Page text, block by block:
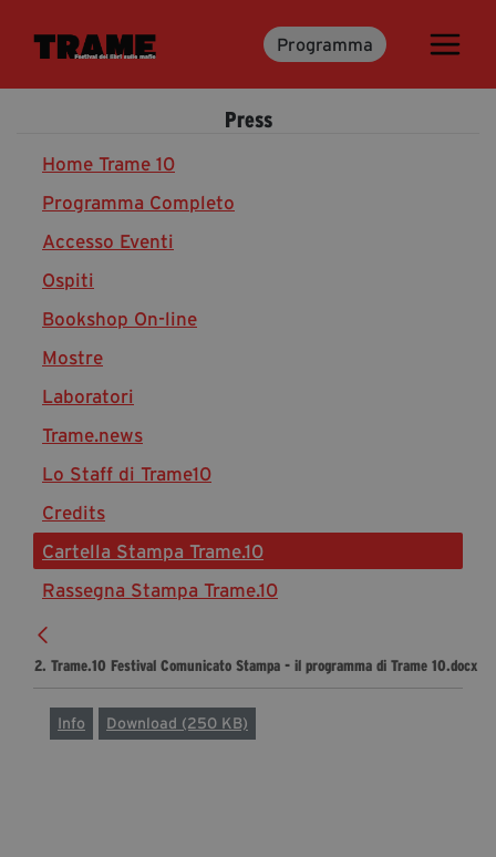
Programma
Trame.15
Libri | Trame.15
Media & Press
News & Kit
Accrediti Stampa | Trame.15
Cartella Stampa
Rassegna Stampa
Partecipa
Diventa Partner
Sostienici
Fondazione Trame
La fondazione 2025
Civico Trame
Press
2. Trame.10 Festival Comunicato Stampa - il programma di Trame 10.docx
Info Download (250 KB)
Home Trame 10
Programma Completo
Accesso Eventi
Ospiti
Bookshop On-line
Mostre
Laboratori
Trame.news
Lo Staff di Trame10
Credits
Cartella Stampa Trame.10
Rassegna Stampa Trame.10